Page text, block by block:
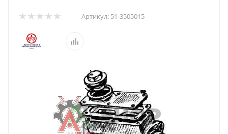
Артикул: 51-3505015